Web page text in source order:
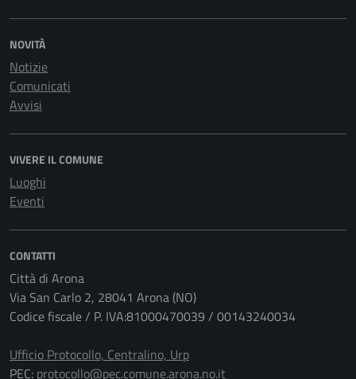
NOVITÀ
Notizie
Comunicati
Avvisi
VIVERE IL COMUNE
Luoghi
Eventi
CONTATTI
Città di Arona
Via San Carlo 2, 28041 Arona (NO)
Codice fiscale / P. IVA:81000470039 / 00143240034
Ufficio Protocollo, Centralino, Urp
PEC: protocollo@pec.comune.arona.no.it